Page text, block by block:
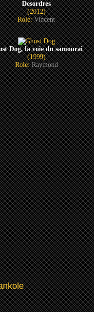
Desordres
(2012)
Role:Vincent
Dog, la voie du samourai
(1999)
Role:Raymond